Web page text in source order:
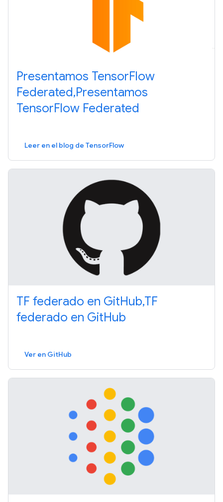
Presentamos TensorFlow
Federated,Presentamos
TensorFlow Federated
Leer en el blog de TensorFlow
TF federado en GitHub,TF
federado en GitHub
Ver en GitHub